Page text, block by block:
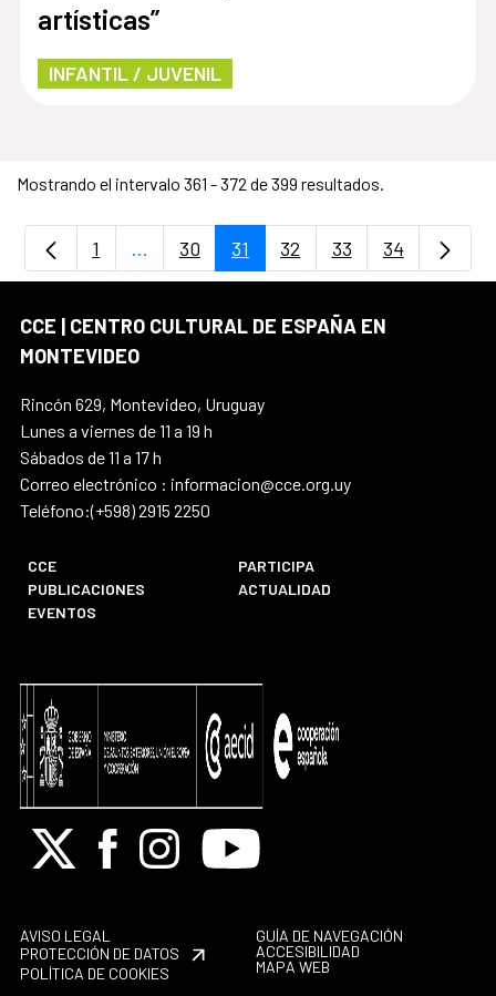
artísticas”
INFANTIL / JUVENIL
Mostrando el intervalo 361 - 372 de 399 resultados.
Página
1 ...Páginas intermedias Use TAB para
Página
30 Página
31 Página
32 Página
33 Página
34
CCE | CENTRO CULTURAL DE ESPAÑA EN
MONTEVIDEO
Rincón 629, Montevideo, Uruguay
Lunes a viernes de 11 a 19 h
Sábados de 11 a 17 h
Correo electrónico : informacion@cce.org.uy
Teléfono:(+598) 2915 2250
CCE
PARTICIPA
PUBLICACIONES
ACTUALIDAD
EVENTOS
X FacebookInstagramYoutube
AVISO LEGAL
PROTECCIÓN DE DATOS
POLÍTICA DE COOKIES
GUÍA DE NAVEGACIÓN
ACCESIBILIDAD
MAPA WEB